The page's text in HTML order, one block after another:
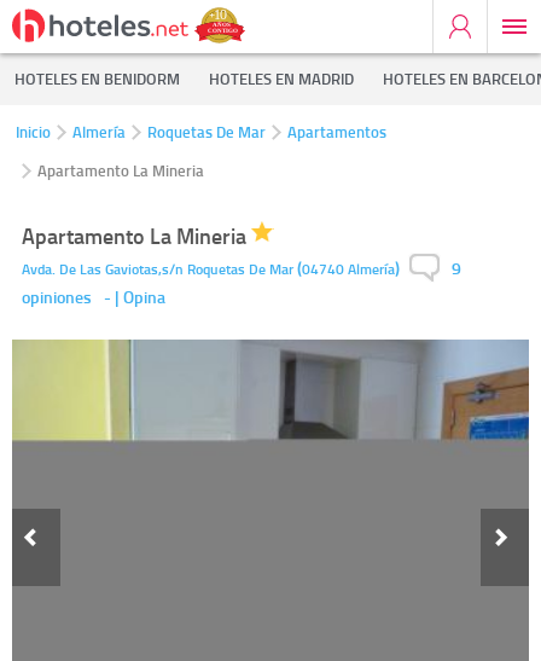
HOTELES EN BENIDORM HOTELES EN MADRID HOTELES EN
Inicio Almería Roquetas De Mar
Apartamentos
Apartamento La Mineria
Apartamento La Mineria
Avda. De Las Gaviotas,s/n Roquetas De Mar(04740Almería)
9
opiniones - | Opina